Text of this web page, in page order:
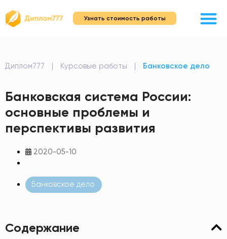
Узнать стоимость работы
Диплом777 | Курсовые работы | Банковское дело
Банковская система России:
основные проблемы и
перспективы развития
2020-05-10
Банковское дело
Содержание